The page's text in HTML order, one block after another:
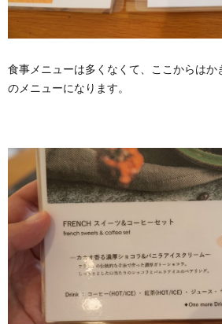
食事メニューは多くなくて、ここからはか
のメニューになります。